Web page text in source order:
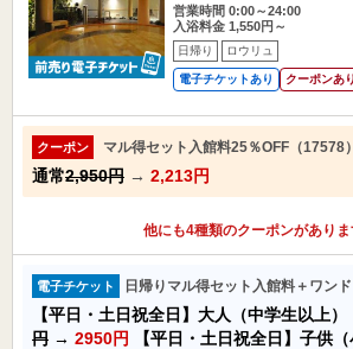
営業時間 0:00～24:00
入浴料金 1,550円～
日帰り ロウリュ
電子チケットあり クーポンあり
クーポン マル得セット入館料25％OFF（17578
通常2,950円 → 2,213円
他にも4種類のクーポンがありま
電子チケット 日帰りマル得セット入館料＋ワン
【平日・土日祝全日】大人（中学生以上）
円 → 2950円
【平日・土日祝全日】子供